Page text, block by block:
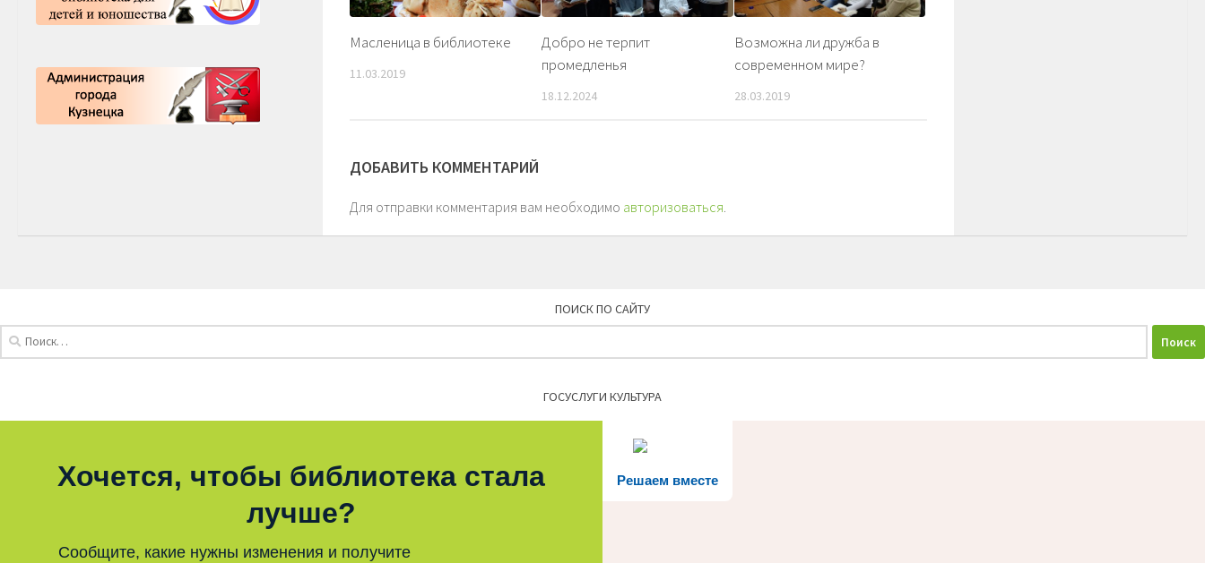
Масленица в библиотеке
11.03.2019
Добро не терпит
промедленья
18.12.2024
Возможна ли дружба в
современном мире?
28.03.2019
ДОБАВИТЬ КОММЕНТАРИЙ
Для отправки комментария вам необходимо авторизоваться.
ПОИСК ПО САЙТУ
ГОСУСЛУГИ КУЛЬТУРА
Решаем вместе
Хочется, чтобы библиотека стала
лучше?
Сообщите, какие нужны изменения и получите